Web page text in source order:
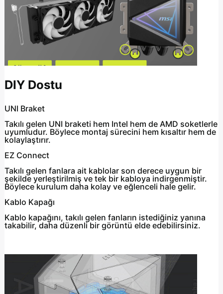
DIY Dostu
UNI Braket
Takılı gelen UNI braketi hem Intel hem de AMD soketlerle
uyumludur. Böylece montaj sürecini hem kısaltır hem de
kolaylaştırır.
EZ Connect
Takılı gelen fanlara ait kablolar son derece uygun bir
şekilde yerleştirilmiş ve tek bir kabloya indirgenmiştir.
Böylece kurulum daha kolay ve eğlenceli hale gelir.
Kablo Kapağı
Kablo kapağını, takılı gelen fanların istediğiniz yanına
takabilir, daha düzenli bir görüntü elde edebilirsiniz.